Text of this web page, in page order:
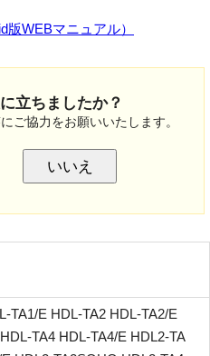
WEBマニュアル）
立ちましたか？
ご協力をお願いいたします。
いいえ
TA1/E HDL-TA2 HDL-TA2/E
TA4 HDL-TA4/E HDL2-TA